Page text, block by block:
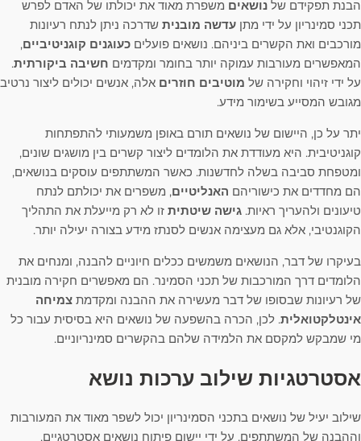
הבנת תפקידם של נושאים משפרת מאוד את יכולתו של האדם לפרש
תכני סמינריון על ידי מתן עדשה מובנית שדרכה ניתן לנתח רעיונות
מורכבים ואת הקשרים ביניהם. נושאים פועלים כעוגנים קוגניטיביים,
המאפשרים מעורבות עמוקה יותר בחומר ומקדמים חשיבה ביקורתית.
על ידי זיהוי וחקירה של מוטיבים חוזרים אלה, אנשים יכולים ליצור נרטיב
מגובש המסייע בשימור מידע.
יתר על כן, היישום של נושאים תורם באופן משמעותי להתפתחות
קוגניטיבית. היא מעודדת את הלומדים ליצור קשרים בין מושגים שונים,
ומטפחת סביבה בשלה לחדשנות. כאשר המשתתפים עוסקים בנושאים,
הם מחדדים את כישוריהם האנליטיים, משפרים את יכולתם לנתח
טיעונים ולהעריך ראיות. גישה שיטתית זו לא רק מייעלת את התהליך
הקוגנטיבי, אלא גם מעצימה אנשים לסנתז מידע בצורה יעילה יותר.
בעיקרו של דבר, הנושאים משמשים ככלים חיוניים להבנה, ומנחים את
הלומדים דרך המורכבות של תכני הסמינר. הם מאפשרים חקירה מובנית
של רעיונות שבסופו של דבר מעשירה את ההבנה ומקדמת צמיחה
אינטלקטואלית. לכן, הכרה בהשפעה של נושאים היא בסיסית עבור כל
מי שמבקש למקסם את הלמידה שלהם בהקשרים סמינריוניים.
אסטרטגיות שילוב ערכות נושא
שילוב יעיל של נושאים בתכני הסמינריון יכול לשפר מאוד את המעורבות
וההבנה של המשתתפים. על ידי יישום פיתוח נושאים אסטרטגיים,